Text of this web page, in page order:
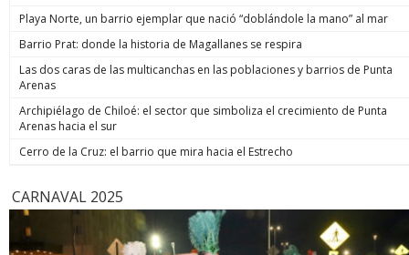
de estos enormes avances en números hay una familia que
hoy está más tranquila”, afirmó. Luego, el jefe de Estado
anunció un paso adicional para recuperar la seguridad y
todos los que buscan destruir nuestra sociedad. Seremos
implacables. No habrá excusas ni treguas“. El Presidente
anunció que su gobierno dará un paso adicional para
recuperar la seguridad, tal como se comprometió en
campaña, y aseguró que van a “perseguir, capturar, juzgar y
condenar a todos los que buscan destruir nuestra sociedad”.
indicó.
Playa Norte, un barrio ejemplar que nació “doblándole la mano” al mar
Barrio Prat: donde la historia de Magallanes se respira
Las dos caras de las multicanchas en las poblaciones y barrios de Punta
Arenas
Archipiélago de Chiloé: el sector que simboliza el crecimiento de Punta
Arenas hacia el sur
Cerro de la Cruz: el barrio que mira hacia el Estrecho
CARNAVAL 2025